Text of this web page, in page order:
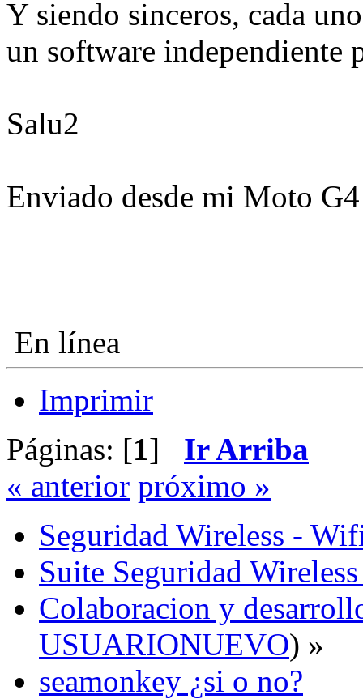
Y siendo sinceros, cada
un software independiente
Salu2
Enviado desde mi Moto
En línea
Imprimir
Páginas: [1] Ir Arriba
« anterior próximo »
Seguridad Wireless -
Suite Seguridad
Colaboracion y
USUARIONUEVO) »
seamonkey ¿si o no?